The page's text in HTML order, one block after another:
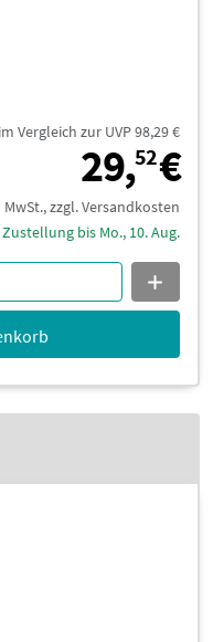
im Vergleich zur UVP 98,29 €
29,52€
zzgl. Versandkosten
Zustellung bis Mo., 10. Aug.